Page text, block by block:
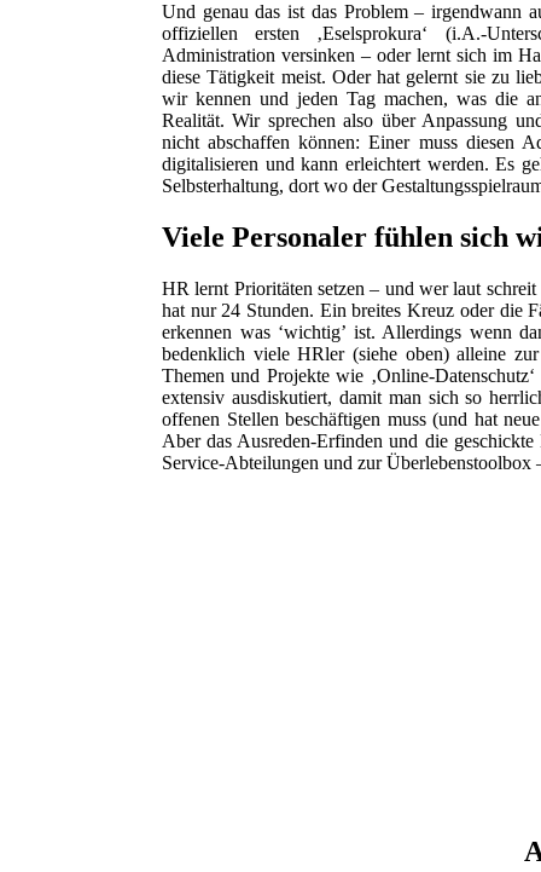
Und genau das ist das Problem – irgendwann
offiziellen ersten ‚Eselsprokura‘ (i.A.-
Administration versinken – oder lernt sich im
diese Tätigkeit meist. Oder hat gelernt sie zu
wir kennen und jeden Tag machen, was die
Realität. Wir sprechen also über Anpassung
nicht abschaffen können: Einer muss diesen
digitalisieren und kann erleichtert werden. Es
Selbsterhaltung, dort wo der
Viele Personaler fühlen sich
HR lernt Prioritäten setzen – und wer laut
hat nur 24 Stunden. Ein breites Kreuz oder die
erkennen was ‘wichtig’ ist. Allerdings wenn
bedenklich viele HRler (siehe oben) alleine
Themen und Projekte wie ‚Online-
extensiv ausdiskutiert, damit man sich so
offenen Stellen beschäftigen muss (und hat
Aber das Ausreden-Erfinden und die
Service-Abteilungen und zur